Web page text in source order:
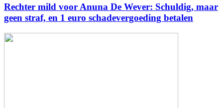
Rechter mild voor Anuna De Wever: Schuldig, maar
geen straf, en 1 euro schadevergoeding betalen